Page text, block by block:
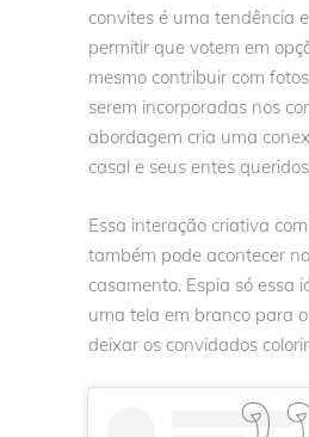
convites é uma tendência
permitir que votem em
mesmo contribuir com
serem incorporadas nos
abordagem cria uma
casal e seus entes
Essa interação criativa
também pode acontecer
casamento. Espia só essa
uma tela em branco para
deixar os convidados